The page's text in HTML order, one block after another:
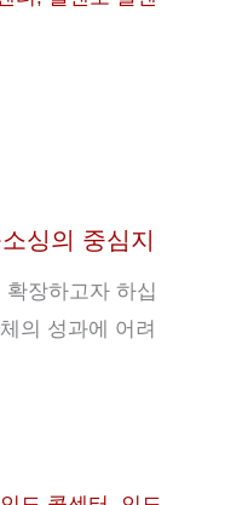
싱의 중심지
장하고자 하십
의 성과에 어려